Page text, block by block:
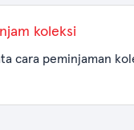
koleksi
cara peminjaman